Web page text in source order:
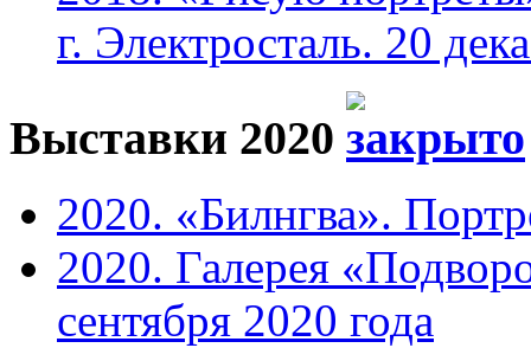
г. Электросталь. 20
Выставки 2020
2020. «Билнгва».
2020. Галерея
сентября 2020 года